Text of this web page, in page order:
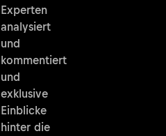
Experten
analysiert
und
kommentiert
und
exklusive
Einblicke
hinter die